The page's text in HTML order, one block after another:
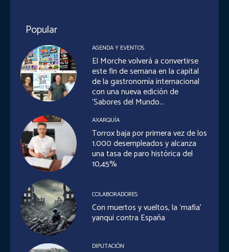
Popular
AGENDA Y EVENTOS
El Morche volverá a convertirse
este fin de semana en la capital
de la gastronomía internacional
con una nueva edición de
‘Sabores del Mundo...
AXARQUÍA
Torrox baja por primera vez de los
1.000 desempleados y alcanza
una tasa de paro histórica del
10,45%
COLABORADORES
Con muertos y vueltos, la ‘mafia’
yanqui contra España
DIPUTACIÓN